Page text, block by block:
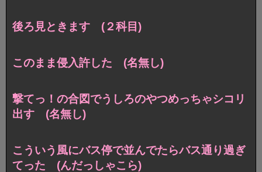
後ろ見ときます (２科目)
このまま侵入許した (名無し)
撃てっ！の合図でうしろのやつめっちゃシコリ
出す (名無し)
こういう風にバス停で並んでたらバス通り過ぎ
てった (んだっしゃこら)